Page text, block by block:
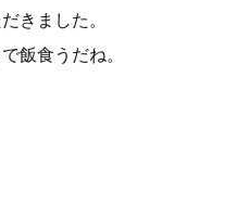
きました。
飯食うだね。